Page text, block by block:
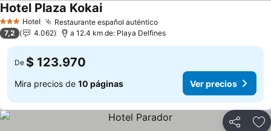
3 Estrellas
Hotel Restaurante español auténticoVer precios
Hotel Plaza KokaiVer precios
7,2 4.062 a 12.4 km de: Playa Delfines
De $ 123.970
Mira precios de 10 páginas Ver precios
Compartir